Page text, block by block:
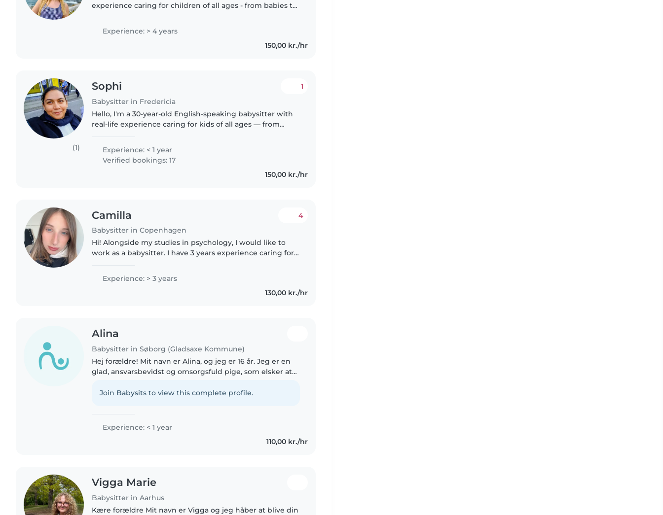
experience caring for children of all ages - from babies to
with a wide..
Experience: > 4 years
150,00 kr./hr
(1)
Sophi
Babysitter in Fredericia
1
Hello, I'm a 30-year-old English-speaking babysitter with
real-life experience caring for kids of all ages — from
Experience: < 1 year
Verified bookings: 17
150,00 kr./hr
Camilla
Babysitter in Copenhagen
4
Hi! Alongside my studies in psychology, I would like to
work as a babysitter. I have 3 years experience caring for
Experience: > 3 years
130,00 kr./hr
Alina
Babysitter in Søborg (Gladsaxe Kommune)
Hej forældre! Mit navn er Alina, og jeg er 16 år. Jeg er en
glad, ansvarsbevidst og omsorgsfuld pige, som elsker at
aktiv og vant..
Join Babysits to view this complete profile.
Experience: < 1 year
110,00 kr./hr
Vigga Marie
Babysitter in Aarhus
Kære forældre Mit navn er Vigga og jeg håber at blive din